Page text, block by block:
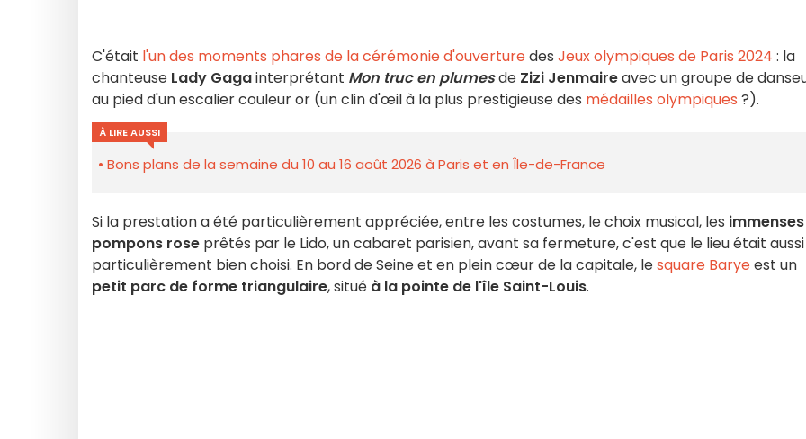
C'était l'un des moments phares de la cérémonie d'ouverturedes Jeux olympiques de Paris 2024 : la
chanteuse Lady Gagainterprétant Mon truc en plumesde Zizi Jenmaireavec un groupe de
au pied d'un escalier couleur or (un clin d'œil à la plus prestigieuse des médailles olympiques ?).
À LIRE AUSSI
Bons plans de la semaine du 10 au 16 août 2026 à Paris et en Île-de-France
Si la prestation a été particulièrement appréciée, entre les costumes, le choix musical, les immenses
pompons rose prêtés par le Lido, un cabaret parisien, avant sa fermeture, c'est que le lieu était aussi
particulièrement bien choisi. En bord de Seine et en plein cœur de la capitale, lesquare Baryeest un
petit parc de forme triangulaire, situé à la pointe de l'île Saint-Louis.